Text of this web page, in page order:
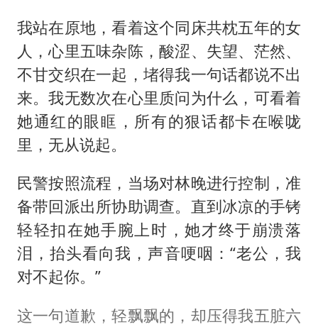
我站在原地，看着这个同床共枕五年的女
人，心里五味杂陈，酸涩、失望、茫然、
不甘交织在一起，堵得我一句话都说不出
来。我无数次在心里质问为什么，可看着
她通红的眼眶，所有的狠话都卡在喉咙
里，无从说起。
民警按照流程，当场对林晚进行控制，准
备带回派出所协助调查。直到冰凉的手铐
轻轻扣在她手腕上时，她才终于崩溃落
泪，抬头看向我，声音哽咽：“老公，我
对不起你。”
这一句道歉，轻飘飘的，却压得我五脏六